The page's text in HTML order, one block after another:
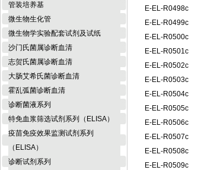
管装培养基
微生物生化管
微生物学实验配套试剂及试纸
沙门氏菌属诊断血清
志贺氏菌属诊断血清
大肠艾希氏菌诊断血清
霍乱弧菌诊断血清
诊断菌液系列
特免血浆筛选试剂系列（ELISA）
疫苗免疫效果监测试剂系列
（ELISA）
诊断试剂系列
E-EL-R0498c
E-EL-R0499c
E-EL-R0500c
E-EL-R0501c
E-EL-R0502c
E-EL-R0503c
E-EL-R0504c
E-EL-R0505c
E-EL-R0506c
E-EL-R0507c
E-EL-R0508c
E-EL-R0509c